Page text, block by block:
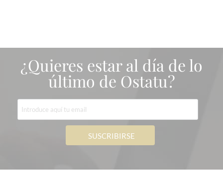
¿Quieres estar al día de lo
último de Ostatu?